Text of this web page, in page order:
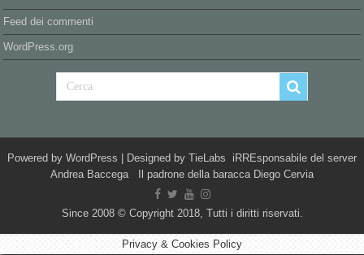
Feed dei commenti
WordPress.org
Powered by WordPress | Designed by TieLabs iRREsponsabile del server
Andrea Baccega Il padrone della baracca Diego Cervia
Since 2008 © Copyright 2018, Tutti i diritti riservati.
Privacy & Cookies Policy